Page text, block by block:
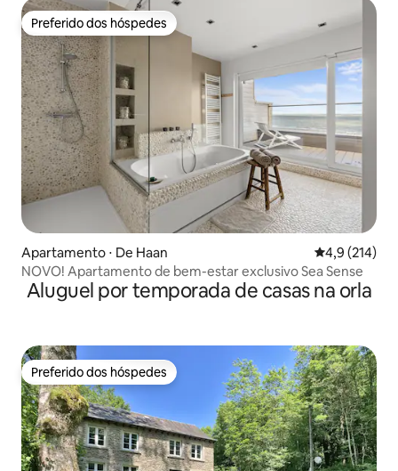
Preferido dos hóspedes
Preferido dos hóspedes
Apartamento ⋅ De Haan 4,9 de uma
4,9 (214)
NOVO! Apartamento de bem-estar exclusivo Sea Sense
Aluguel por temporada de casas na orla
Preferido dos hóspedes
Preferido dos hóspedes